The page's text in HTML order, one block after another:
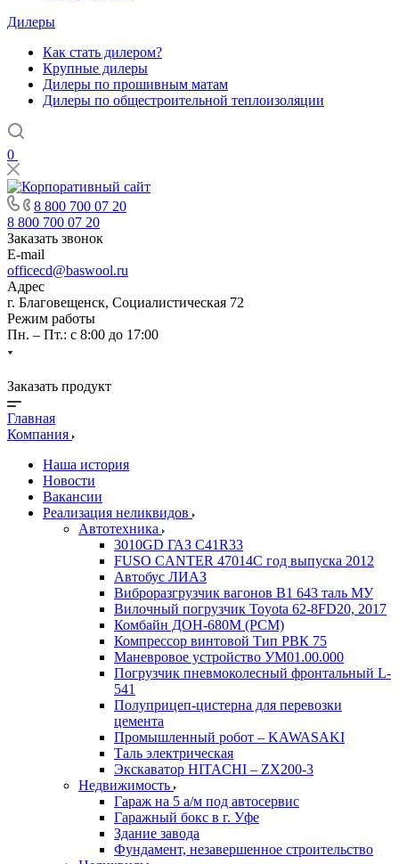
Дилеры
Как стать дилером?
Крупные дилеры
Дилеры по прошивным матам
Дилеры по общестроительной теплоизоляции
0
8 800 700 07 20
8 800 700 07 20
Заказать звонок
E-mail
officecd@baswool.ru
Адрес
г. Благовещенск, Социалистическая 72
Режим работы
Пн. – Пт.: с 8:00 до 17:00
Заказать продукт
Главная
Компания
Наша история
Новости
Вакансии
Реализация неликвидов
Автотехника
3010GD ГАЗ С41R33
FUSO CANTER 47014C год выпуска 2012
Автобус ЛИАЗ
Виброразгрузчик вагонов В1 643 таль МУ
Вилочный погрузчик Toyota 62-8FD20, 2017
Комбайн ДОН-680М (РСМ)
Компрессор винтовой Тип РВК 75
Маневровое устройство УМ01.00.000
Погрузчик пневмоколесный фронтальный L-
541
Полуприцеп-цистерна для перевозки
цемента
Промышленный робот – KAWASAKI
Таль электрическая
Экскаватор HITACHI – ZX200-3
Недвижимость
Гараж на 5 а/м под автосервис
Гаражный бокс в г. Уфе
Здание завода
Фундамент, незавершенное строительство